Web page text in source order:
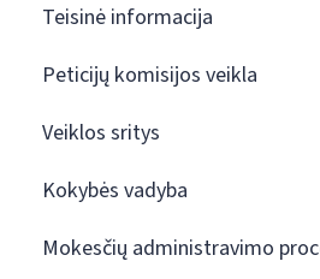
Teisinė informacija
Peticijų komisijos veikla
Veiklos sritys
Kokybės vadyba
Mokesčių administravimo